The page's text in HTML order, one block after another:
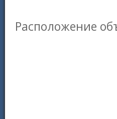
Расположение